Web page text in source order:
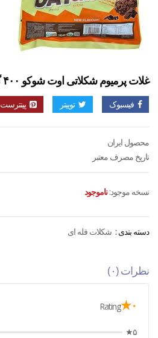
غلات پرمیوم شکلاتی اوت شوکو ۴۰۰ گرمی
فیسبوک توییتر پینترست
محصول ایران
تاریخ مصرف معتبر
نسخه موجود: ناموجود
دسته بندی : شکلات فله ای
نظرات (۰)
۰★ Rating
۵★